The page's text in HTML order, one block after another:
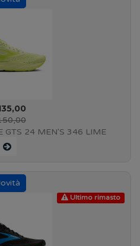
GTS 24 MEN'S 346 LIME
- 110437 1D 346
Ultimo rimasto